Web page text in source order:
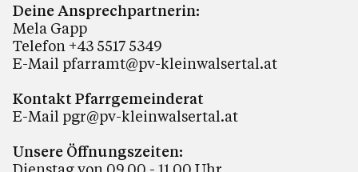
Deine Ansprechpartnerin:
Mela Gapp
Telefon +43 5517 5349
E-Mail pfarramt@pv-kleinwalsertal.at
Kontakt Pfarrgemeinderat
E-Mail pgr@pv-kleinwalsertal.at
Unsere Öffnungszeiten: